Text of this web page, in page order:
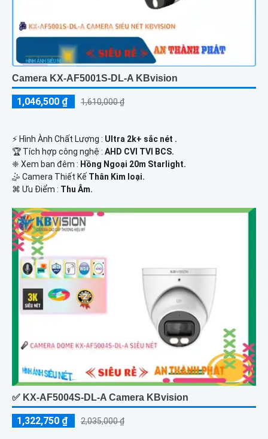
Camera KX-AF5001S-DL-A KBvision
1,046,500 ₫ 1,610,000 ₫
️⚡ Hình Ành Chất Lượng : Ultra 2k+ sắc nét .
🏆 Tích hợp công nghệ : AHD CVI TVI BCS.
❈ Xem ban đêm : Hồng Ngoại 20m Starlight.
🤹 Camera Thiết Kế Thân Kim loại.
️⌘ Ưu Điểm : Thu Âm.
✅ KX-AF5004S-DL-A Camera KBvision
1,322,750 ₫ 2,035,000 ₫